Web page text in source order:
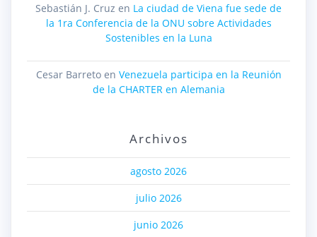
Sebastián J. Cruz en La ciudad de Viena fue sede de
la 1ra Conferencia de la ONU sobre Actividades
Sostenibles en la Luna
Cesar Barretoen Venezuela participa en la Reunión
de la CHARTER en Alemania
Archivos
agosto 2026
julio 2026
junio 2026